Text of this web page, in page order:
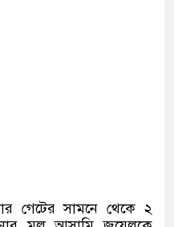
গেটের সামনে থেকে ২